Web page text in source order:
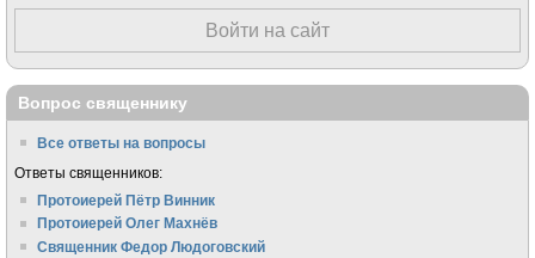
Войти на сайт
Вопрос священнику
Все ответы на вопросы
Ответы священников:
Протоиерей Пётр Винник
Протоиерей Олег Махнёв
Священник Федор Людоговский